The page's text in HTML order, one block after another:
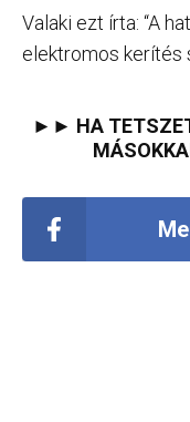
Valaki ezt írta: “A
elektromos kerítés
►► HA